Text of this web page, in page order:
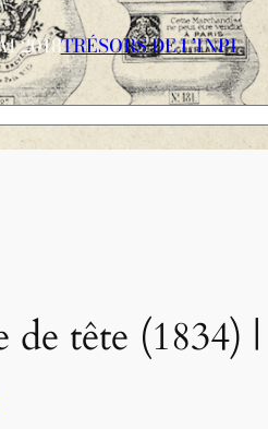
2018TRÉSORS DE L’INPI
de tête (1834)